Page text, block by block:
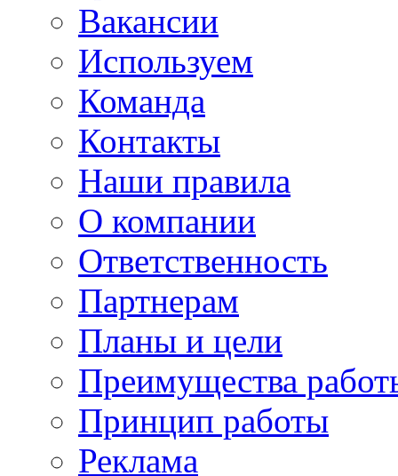
Вакансии
Используем
Команда
Контакты
Наши правила
О компании
Ответственность
Партнерам
Планы и цели
Преимущества
Принцип работы
Реклама